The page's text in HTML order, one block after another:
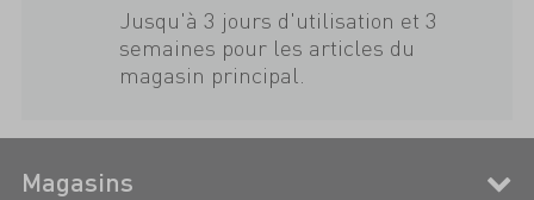
Jusqu'à 3 jours d'utilisation et 3
semaines pour les articles du
magasin principal.
Magasins